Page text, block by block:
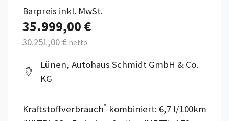
Barpreis inkl. MwSt.
35.999,00 €
30.251,00 € netto
Lünen, Autohaus Schmidt GmbH & Co.
KG
Kraftstoffverbrauch* kombiniert: 6,7 l/100km